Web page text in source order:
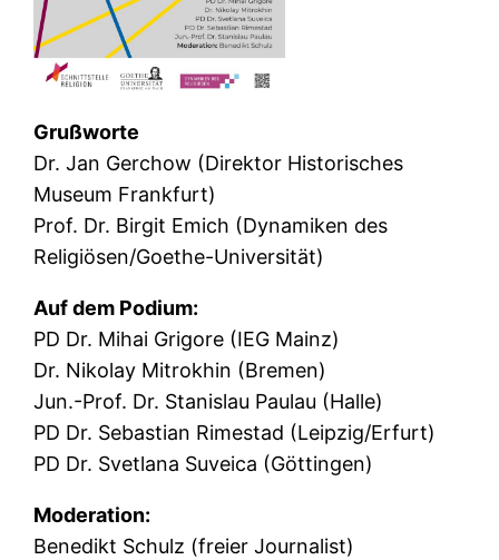
Grußworte
Dr. Jan Gerchow (Direktor Historisches
Museum Frankfurt)
Prof. Dr. Birgit Emich (Dynamiken des
Religiösen/Goethe-Universität)
Auf dem Podium:
PD Dr. Mihai Grigore (IEG Mainz)
Dr. Nikolay Mitrokhin (Bremen)
Jun.-Prof. Dr. Stanislau Paulau (Halle)
PD Dr. Sebastian Rimestad (Leipzig/Erfurt)
PD Dr. Svetlana Suveica (Göttingen)
Moderation:
Benedikt Schulz (freier Journalist)